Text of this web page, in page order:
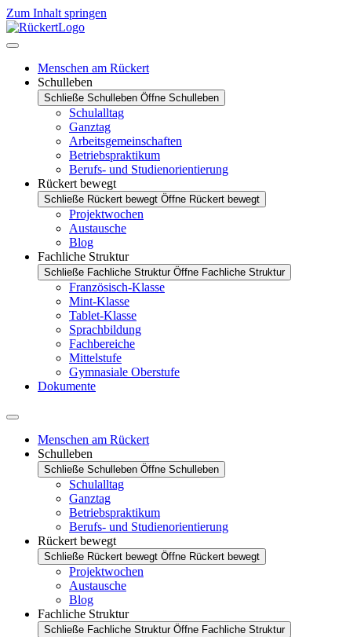
Zum Inhalt springen
Menschen am Rückert
Schulleben
Schließe Schulleben Öffne Schulleben
Schulalltag
Ganztag
Arbeitsgemeinschaften
Betriebspraktikum
Berufs- und Studienorientierung
Rückert bewegt
Schließe Rückert bewegt Öffne Rückert bewegt
Projektwochen
Austausche
Blog
Fachliche Struktur
Schließe Fachliche Struktur Öffne Fachliche Struktur
Französisch-Klasse
Mint-Klasse
Tablet-Klasse
Sprachbildung
Fachbereiche
Mittelstufe
Gymnasiale Oberstufe
Dokumente
Menschen am Rückert
Schulleben
Schließe Schulleben Öffne Schulleben
Schulalltag
Ganztag
Betriebspraktikum
Berufs- und Studienorientierung
Rückert bewegt
Schließe Rückert bewegt Öffne Rückert bewegt
Projektwochen
Austausche
Blog
Fachliche Struktur
Schließe Fachliche Struktur Öffne Fachliche Struktur